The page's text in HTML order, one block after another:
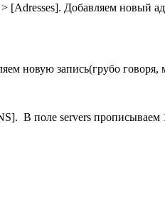
Добавляем новый
новую запись(грубо
В поле servers прописываем